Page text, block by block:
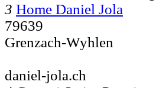
3 Home Daniel Jola
79639
Grenzach-Wyhlen
daniel-jola.ch